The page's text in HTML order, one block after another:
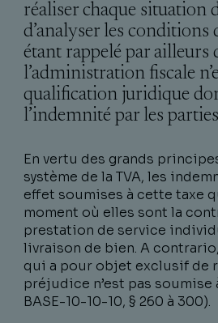
réaliser chaque situation
d’analyser les conditions
étant rappelé par ailleurs
l’administration fiscale
qualification juridique
l’indemnité par les
En vertu des grands
système de la TVA, les
effet soumises à cette taxe
moment où elles sont la
prestation de service
livraison de bien. A
qui a pour objet exclusif de
préjudice n’est pas soumise
BASE-10-10-10, § 260 à 300).